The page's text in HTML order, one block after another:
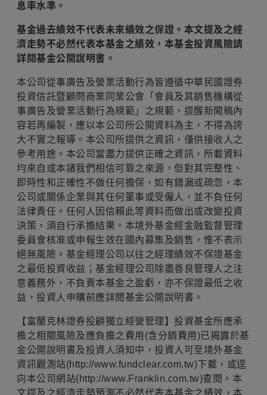
息率水準。
基金過去績效不代表未來績效之保證。本文提及之經
濟走勢不必然代表本基金之績效，本基金投資風險請
詳閱基金公開說明書。
本公司從事廣告及營業活動行為皆遵循中華民國證券
投資信託暨顧問商業同業公會「會員及其銷售機構從
事廣告及營業活動行為規範」之規範，提醒新聞稿內
容若再編製，應以本公司所公開資料為主，不得為誇
大不實之報導。本公司所提供之資訊，僅供接收人之
參考用途。本公司當盡力提供正確之資訊，所載資料
均來自或本諸我們相信可靠之來源，但對其完整性、
即時性和正確性不做任何擔保，如有錯漏或疏忽，本
公司或關係企業與其任何董事或受僱人，並不負任何
法律責任。任何人因信賴此等資料而做出或改變投資
決策，須自行承擔結果。本境外基金經金融監督管理
委員會核准或申報生效在國內募集及銷售，惟不表示
絕無風險。基金經理公司以往之經理績效不保證基金
之最低投資收益；基金經理公司除盡善良管理人之注
意義務外，不負責本基金之盈虧，亦不保證最低之收
益，投資人申購前應詳閱基金公開說明書。
【富蘭克林證券投顧獨立經營管理】投資基金所應承
擔之相關風險及應負擔之費用(含分銷費用)已揭露於基
金公開說明書及投資人須知中，投資人可至境外基金
資訊觀測站(http://www.fundclear.com.tw)下載，或逕
向本公司網站(http://www.Franklin.com.tw)查閱。本
文提及之經濟走勢預測不必然代表本基金之績效，本